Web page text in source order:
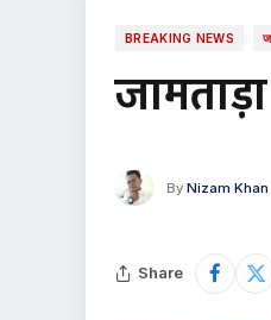
BREAKING NEWS
By Nizam Khan
Share